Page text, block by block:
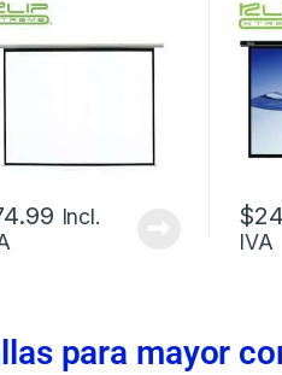
PLEGABLE
X 152CM (60″
Incl.
$
IVA
para mayor